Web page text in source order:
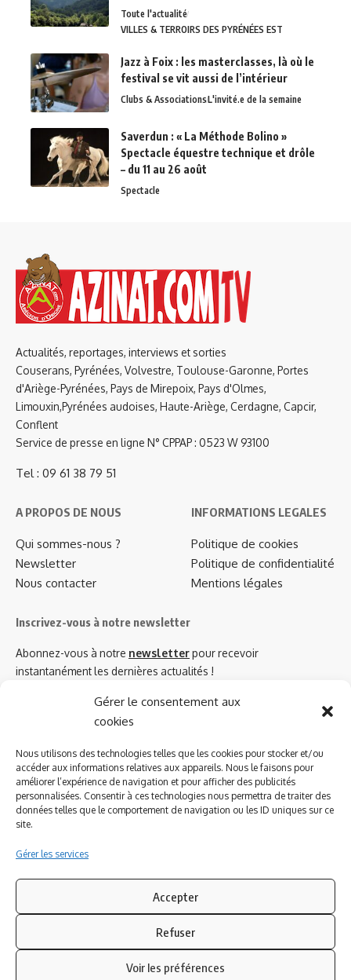
Gérer le consentement aux
cookies
Nous utilisons des technologies telles que les cookies pour stocker et/ou
accéder aux informations relatives aux appareils. Nous le faisons pour
améliorer l’expérience de navigation et pour afficher des publicités
personnalisées. Consentir à ces technologies nous permettra de traiter des
données telles que le comportement de navigation ou les ID uniques sur ce
site.
Gérer les services
Accepter
Refuser
Voir les préférences
Toute l'actualité
VILLES & TERROIRS DES PYRÉNÉES EST
Jazz à Foix : les masterclasses, là où le
festival se vit aussi de l’intérieur
Clubs & AssociationsL'invité.e de la semaine
Saverdun : « La Méthode Bolino »
Spectacle équestre technique et drôle
– du 11 au 26 août
Spectacle
Actualités, reportages, interviews et sorties
Couserans, Pyrénées, Volvestre, Toulouse-Garonne, Portes
d'Ariège-Pyrénées, Pays de Mirepoix, Pays d'Olmes,
Limouxin,Pyrénées audoises, Haute-Ariège, Cerdagne, Capcir,
Conflent
Service de presse en ligne N° CPPAP : 0523 W 93100
Tel : 09 61 38 79 51
A PROPOS DE NOUS
Qui sommes-nous ?
Newsletter
Nous contacter
INFORMATIONS LEGALES
Politique de cookies
Politique de confidentialité
Mentions légales
Inscrivez-vous à notre newsletter
Abonnez-vous à notre newsletterpour recevoir
instantanément les dernières actualités !
Azinat.com TV soutient
Suivez-nous